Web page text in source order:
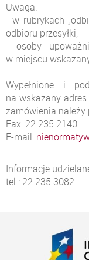
Uwaga:
- w rubrykach
odbioru przesyłki,
- osoby
w miejscu
Wypełnione i
na wskazany
zamówienia należy
Fax: 22 235 2140
E-mail:
Informacje
tel.: 22 235 3082